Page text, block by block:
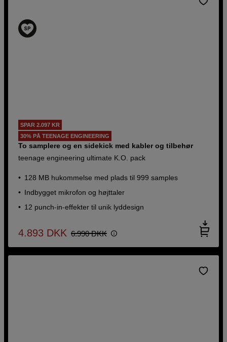
SPAR 2.097 KR
30% PÅ TEENAGE ENGINEERING
To samplere og en sidekick med kabler og tilbehør
teenage engineering ultimate K.O. pack
128 MB hukommelse med plads til 999 samples
Indbygget mikrofon og højttaler
12 punch-in-effekter til unik lyddesign
4.893 DKK 6.990 DKK